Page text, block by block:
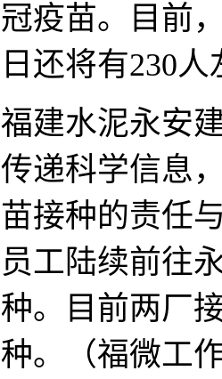
冠疫苗。目前
日还将有230
福建水泥永安
传递科学信息
苗接种的责任
员工陆续前往
种。目前两厂
种。（福微工